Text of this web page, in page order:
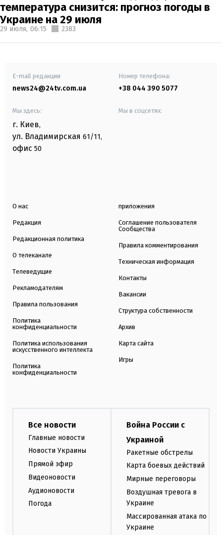
температура снизится: прогноз погоды в
Украине на 29 июля
29 июля, 06:15 2383
E-mail редакции
news24@24tv.com.ua
Номер телефона:
+38 044 390 5077
Мы здесь:
г. Киев,
ул. Владимирская 61/11,
офис 50
Мы в соцсетях:
О нас
Редакция
Редакционная политика
О телеканале
Телеведущие
Рекламодателям
Правила пользования
Политика
конфиденциальности
Политика использования
искусственного интеллекта
Политика
конфиденциальности
приложения
Соглашение пользователя
Сообщества
Правила комментирования
Техническая информация
Контакты
Вакансии
Структура собственности
Архив
Карта сайта
Игры
Все новости
Главные новости
Новости Украины
Прямой эфир
Видеоновости
Аудионовости
Погода
Война России с
Украиной
Ракетные обстрелы
Карта боевых действий
Мирные переговоры
Воздушная тревога в
Украине
Массированная атака по
Украине